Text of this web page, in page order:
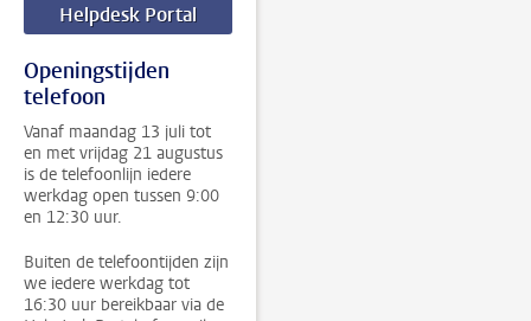
Helpdesk Portal
Openingstijden
telefoon
Vanaf maandag 13 juli tot
en met vrijdag 21 augustus
is de telefoonlijn iedere
werkdag open tussen 9:00
en 12:30 uur.
Buiten de telefoontijden zijn
we iedere werkdag tot
16:30 uur bereikbaar via de